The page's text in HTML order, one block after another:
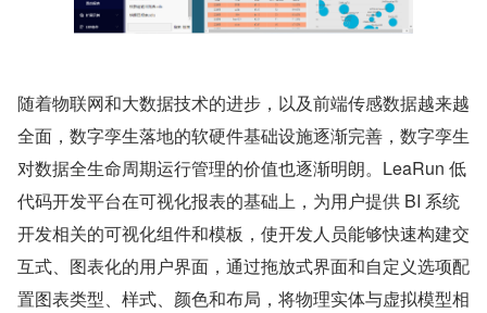
随着物联网和大数据技术的进步，以及前端传感数据越来越
全面，数字孪生落地的软硬件基础设施逐渐完善，数字孪生
对数据全生命周期运行管理的价值也逐渐明朗。LeaRun 低
代码开发平台在可视化报表的基础上，为用户提供 BI 系统
开发相关的可视化组件和模板，使开发人员能够快速构建交
互式、图表化的用户界面，通过拖放式界面和自定义选项配
置图表类型、样式、颜色和布局，将物理实体与虚拟模型相